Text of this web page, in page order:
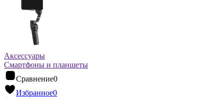
Аксессуары
Смартфоны и планшеты
Сравнение0
Избранное0